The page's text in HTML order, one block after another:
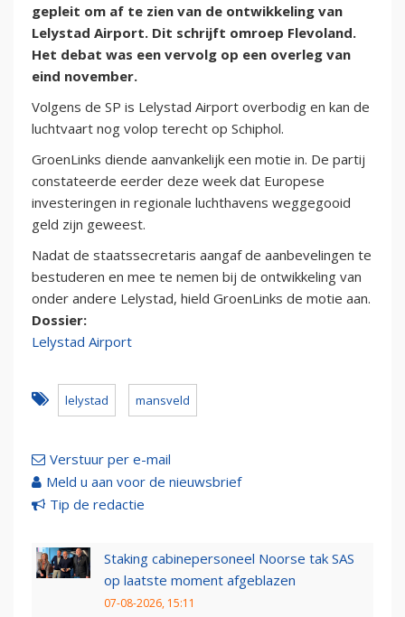
gepleit om af te zien van de ontwikkeling van
Lelystad Airport. Dit schrijft omroep Flevoland.
Het debat was een vervolg op een overleg van
eind november.
Volgens de SP is Lelystad Airport overbodig en kan de
luchtvaart nog volop terecht op Schiphol.
GroenLinks diende aanvankelijk een motie in. De partij
constateerde eerder deze week dat Europese
investeringen in regionale luchthavens weggegooid
geld zijn geweest.
Nadat de staatssecretaris aangaf de aanbevelingen te
bestuderen en mee te nemen bij de ontwikkeling van
onder andere Lelystad, hield GroenLinks de motie aan.
Dossier:
Lelystad Airport
lelystad mansveld
Verstuur per e-mail
Meld u aan voor de nieuwsbrief
Tip de redactie
Staking cabinepersoneel Noorse tak SAS
op laatste moment afgeblazen
07-08-2026, 15:11